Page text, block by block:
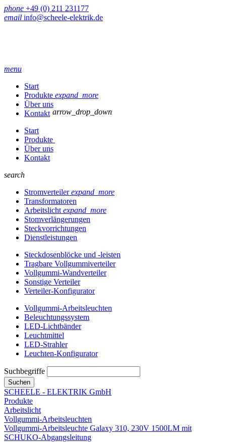
phone +49 (0) 211 231177
email info@scheele-elektrik.de
menu
Start
Produkte expand_more
Über uns
Kontakt
Start
Produkte
arrow_drop_down
Über uns
Kontakt
search
Stromverteilerexpand_more
Transformatoren
Arbeitslicht expand_more
Stomverlängerungen
Steckvorrichtungen
Dienstleistungen
Steckdosenblöcke und -leisten
Tragbare Vollgummiverteiler
Vollgummi-Wandverteiler
Sonstige Verteiler
Verteiler-Konfigurator
Vollgummi-Arbeitsleuchten
Beleuchtungssystem
LED-Lichtbänder
Leuchtmittel
LED-Strahler
Leuchten-Konfigurator
Suchbegriffe
Suchen
SCHEELE - ELEKTRIK GmbH
Produkte
Arbeitslicht
Vollgummi-Arbeitsleuchten
Vollgummi-Arbeitsleuchte Galaxy 310, 230V 1500LM mit
SCHUKO-Abgangsleitung